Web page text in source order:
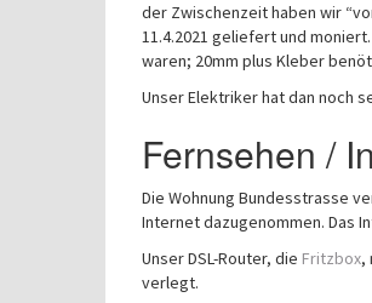
der Zwischenzeit haben wir
11.4.2021 geliefert und
waren; 20mm plus Kleber
Unser Elektriker hat dan noch
Fernsehen /
Die Wohnung Bundesstrasse
Internet dazugenommen. Das
Unser DSL-Router, die Fritzbox,
verlegt.